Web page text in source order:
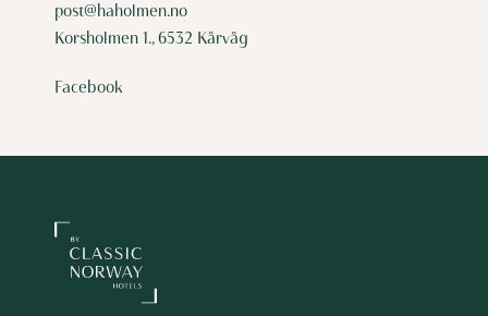
post@haholmen.no
Korsholmen 1., 6532 Kårvåg
Facebook